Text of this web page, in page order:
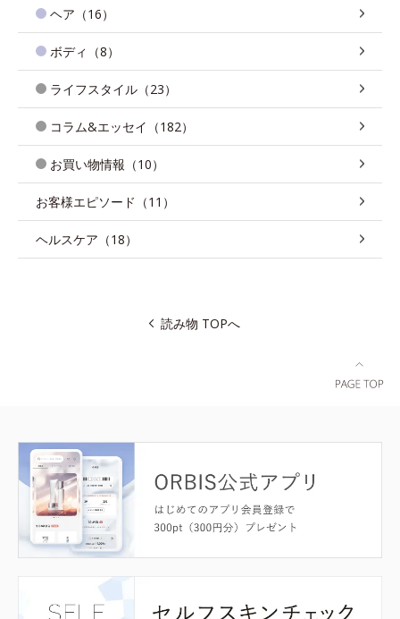
ヘア（16）
ボディ（8）
ライフスタイル（23）
コラム&エッセイ（182）
お買い物情報（10）
お客様エピソード（11）
ヘルスケア（18）
読み物 TOPへ